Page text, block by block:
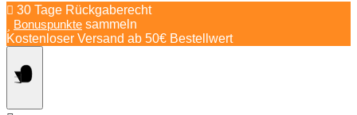
Springe
zum
Inhalt
30 Tage Rückgaberecht
Bonuspunkte sammeln
Kostenloser Versand ab 50€ Bestellwert